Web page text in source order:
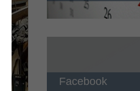
Facebook